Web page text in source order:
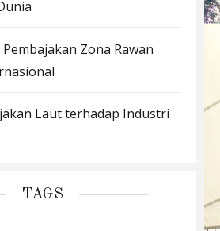
Zona Rawan
Laut terhadap Industri
TAGS